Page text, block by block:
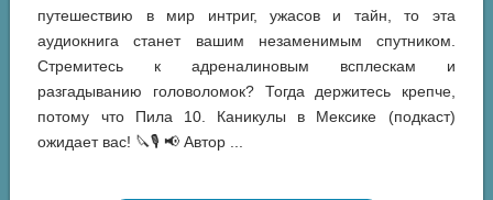
путешествию в мир интриг, ужасов и тайн, то эта
аудиокнига станет вашим незаменимым спутником.
Стремитесь к адреналиновым всплескам и
разгадыванию головоломок? Тогда держитесь крепче,
потому что Пила 10. Каникулы в Мексике (подкаст)
ожидает вас! 🔪🎙️ 📢 Автор ...